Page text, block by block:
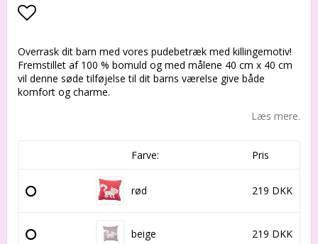
Add to list of favorites
Overrask dit barn med vores pudebetræk med killingemotiv!
Fremstillet af 100 % bomuld og med målene 40 cm x 40 cm
vil denne søde tilføjelse til dit barns værelse give både
komfort og charme.
Læs mere.
Farve: Pris
rød 219 DKK
beige 219 DKK